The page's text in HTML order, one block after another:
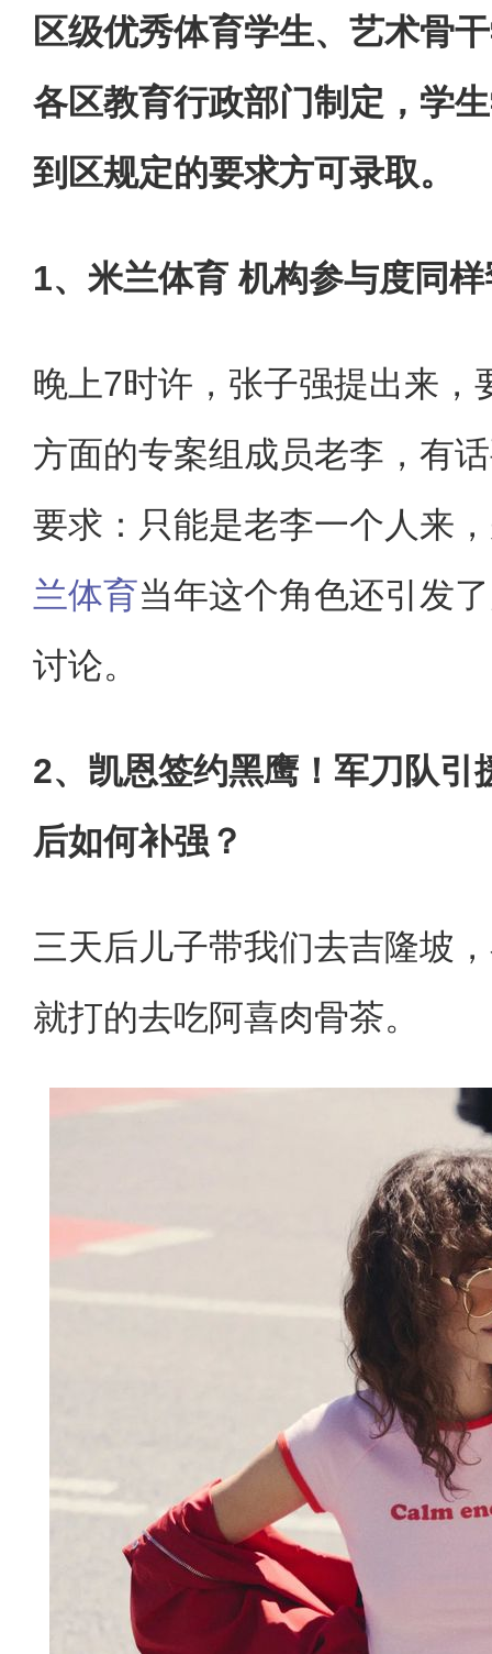
区级优秀体育学生、艺术骨
各区教育行政部门制定，学
到区规定的要求方可录取。
1、米兰体育 机构参与度同
晚上7时许，张子强提出来，
方面的专案组成员老李，有
要求：只能是老李一个人来
兰体育当年这个角色还引发
讨论。
2、凯恩签约黑鹰！军刀队引
后如何补强？
三天后儿子带我们去吉隆坡
就打的去吃阿喜肉骨茶。